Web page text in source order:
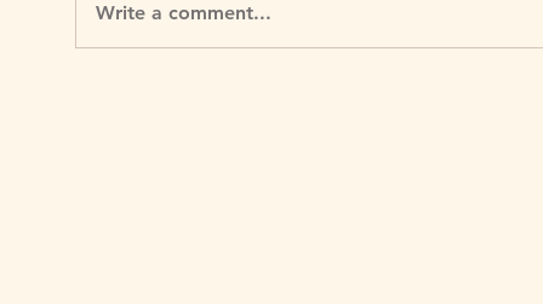
Write a comment...